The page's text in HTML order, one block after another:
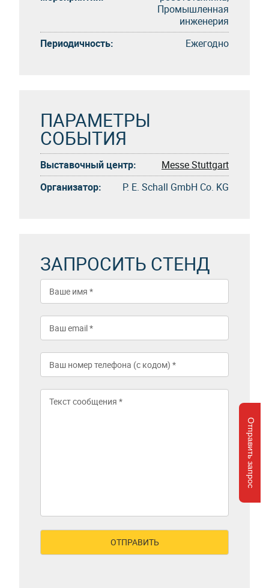
Отправить запрос
Промышленная
инженерия
Периодичность:
Eжегоднo
ПАРАМЕТРЫ
СОБЫТИЯ
Выставочный центр:
Messe Stuttgart
Организатор:
P. E. Schall GmbH Co. KG
ЗАПРОСИТЬ СТЕНД